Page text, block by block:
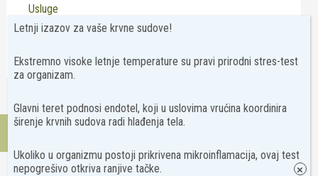
Usluge
Virusologija
Kontakt
Letnji izazov za vaše krvne sudove!
Ekstremno visoke letnje temperature su pravi prirodni stres-test
za organizam.
Glavni teret podnosi endotel, koji u uslovima vrućina koordinira
širenje krvnih sudova radi hlađenja tela.
Ukoliko u organizmu postoji prikrivena mikroinflamacija, ovaj test
nepogrešivo otkriva ranjive tačke.
×